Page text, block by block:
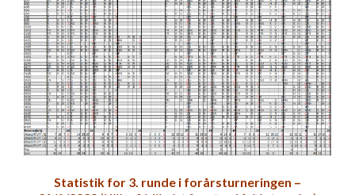
Statistik for 3. runde i forårsturneringen –